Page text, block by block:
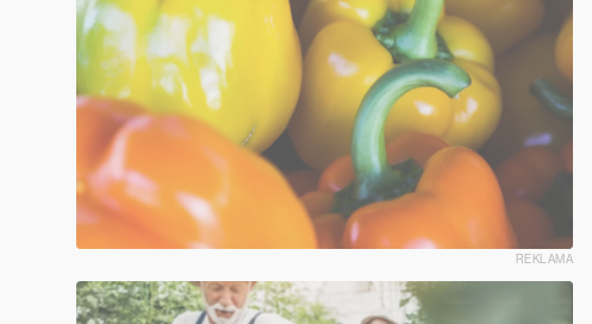
REKLAMA